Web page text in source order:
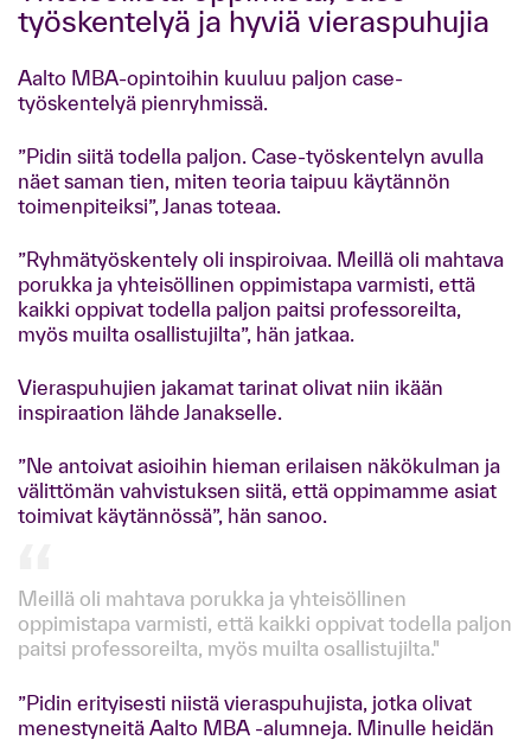
työskentelyä ja hyviä vieraspuhujia
Aalto MBA-opintoihin kuuluu paljon case-
työskentelyä pienryhmissä.
”Pidin siitä todella paljon. Case-työskentelyn avulla
näet saman tien, miten teoria taipuu käytännön
toimenpiteiksi”, Janas toteaa.
”Ryhmätyöskentely oli inspiroivaa. Meillä oli mahtava
porukka ja yhteisöllinen oppimistapa varmisti, että
kaikki oppivat todella paljon paitsi professoreilta,
myös muilta osallistujilta”, hän jatkaa.
Vieraspuhujien jakamat tarinat olivat niin ikään
inspiraation lähde Janakselle.
”Ne antoivat asioihin hieman erilaisen näkökulman ja
välittömän vahvistuksen siitä, että oppimamme asiat
toimivat käytännössä”, hän sanoo.
Meillä oli mahtava porukka ja yhteisöllinen
oppimistapa varmisti, että kaikki oppivat todella paljon
paitsi professoreilta, myös muilta osallistujilta."
”Pidin erityisesti niistä vieraspuhujista, jotka olivat
menestyneitä Aalto MBA -alumneja. Minulle heidän